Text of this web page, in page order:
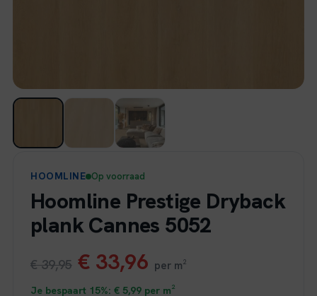
HOOMLINE Op voorraad
Hoomline Prestige Dryback
plank Cannes 5052
€39,95 Oorspronkelijke
€ 33,96 Huidige
per m²
Je bespaart 15%: € 5,99 per m²